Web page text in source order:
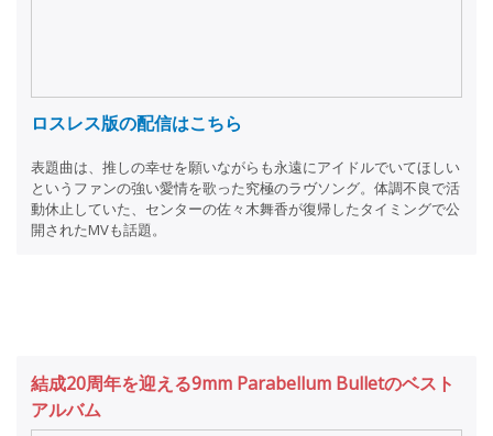
ロスレス版の配信はこちら
表題曲は、推しの幸せを願いながらも永遠にアイドルでいてほしい
というファンの強い愛情を歌った究極のラヴソング。体調不良で活
動休止していた、センターの佐々木舞香が復帰したタイミングで公
開されたMVも話題。
結成20周年を迎える9mm Parabellum Bulletのベスト
アルバム